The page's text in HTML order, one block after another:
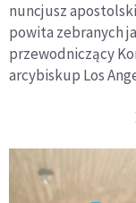
nuncjusz
powita zebranych
przewodniczący
arcybiskup Los